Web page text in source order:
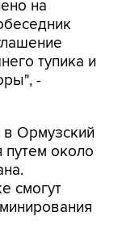
на
тупика и
-
Ормузский
путем около
смогут